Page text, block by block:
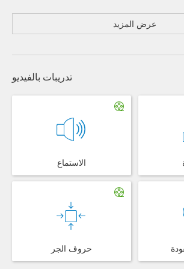
عرض المزيد
تدريبات بالفيديو
الاستماع
حروف الجر